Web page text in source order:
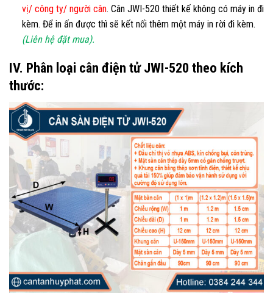
vị/ công ty/ người cân. Cân JWI-520 thiết kế không có máy in đi
kèm. Để in ấn được thì sẽ kết nối thêm một máy in rời đi kèm.
(Liên hệ đặt mua).
IV. Phân loại cân điện tử JWI-520 theo kích
thước: